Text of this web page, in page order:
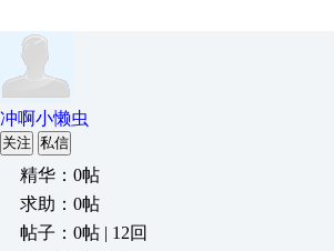
冲啊小懒虫
关注 私信
精华：0帖
求助：0帖
帖子：0帖 | 12回